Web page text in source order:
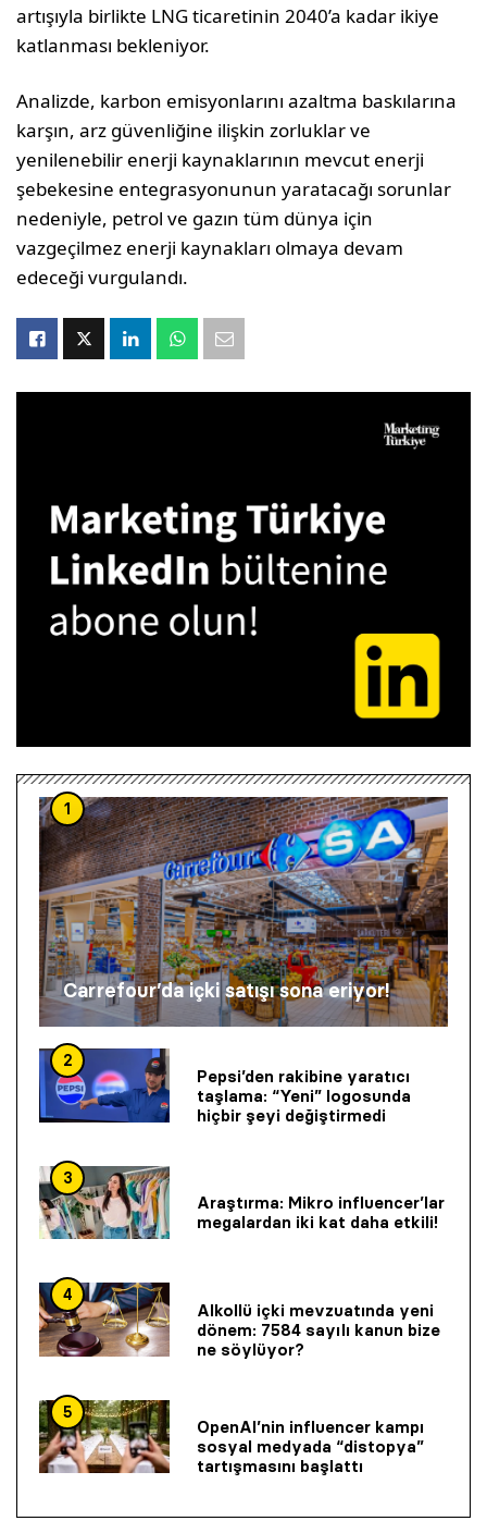
artışıyla birlikte LNG ticaretinin 2040’a kadar ikiye
katlanması bekleniyor.
Analizde, karbon emisyonlarını azaltma baskılarına
karşın, arz güvenliğine ilişkin zorluklar ve
yenilenebilir enerji kaynaklarının mevcut enerji
şebekesine entegrasyonunun yaratacağı sorunlar
nedeniyle, petrol ve gazın tüm dünya için
vazgeçilmez enerji kaynakları olmaya devam
edeceği vurgulandı.
1
Carrefour’da içki satışı sona eriyor!
2
Pepsi’den rakibine yaratıcı
taşlama: “Yeni” logosunda
hiçbir şeyi değiştirmedi
3
Araştırma: Mikro influencer’lar
megalardan iki kat daha etkili!
4
Alkollü içki mevzuatında yeni
dönem: 7584 sayılı kanun bize
ne söylüyor?
5
OpenAI’nin influencer kampı
sosyal medyada “distopya”
tartışmasını başlattı